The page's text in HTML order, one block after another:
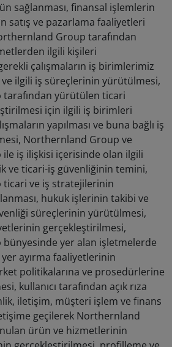
sağlanması, finansal işlemlerin
satış ve pazarlama faaliyetleri
Group tarafından
ilgili kişileri
çalışmaların iş birimlerimiz
ve ilgili iş süreçlerinin yürütülmesi,
yürütülen ticari
için ilgili iş birimleri
yapılması ve buna bağlı iş
Northernland Group ve
iş ilişkisi içerisinde olan ilgili
ve ticari-iş güvenliğinin temini,
ve iş stratejilerinin
hukuk işlerinin takibi ve
süreçlerinin yürütülmesi,
gerçekleştirilmesi,
yer alan işletmelerde
ayırma faaliyetlerinin
politikalarına ve prosedürlerine
kullanıcı tarafından açık rıza
iletişim, müşteri işlem ve finans
geçilerek Northernland
ürün ve hizmetlerinin